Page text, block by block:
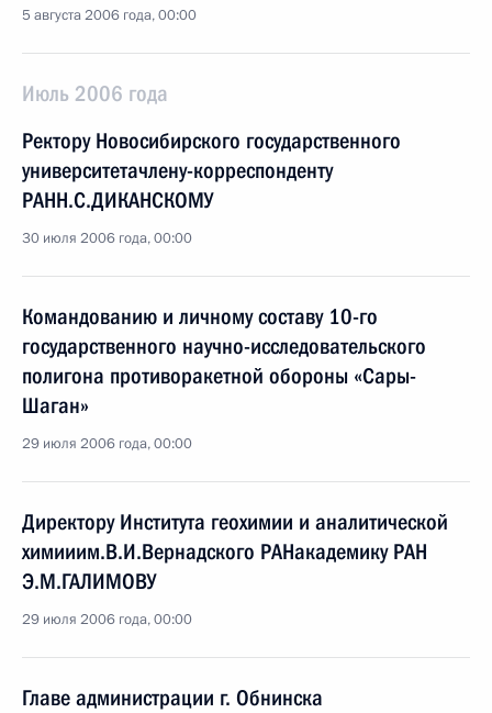
5 августа 2006 года, 00:00
Июль 2006 года
Ректору Новосибирского государственного
университетачлену-корреспонденту
РАНН.С.ДИКАНСКОМУ
30 июля 2006 года, 00:00
Командованию и личному составу 10-го
государственного научно-исследовательского
полигона противоракетной обороны «Сары-
Шаган»
29 июля 2006 года, 00:00
Директору Института геохимии и аналитической
химииим.В.И.Вернадского РАНакадемику РАН
Э.М.ГАЛИМОВУ
29 июля 2006 года, 00:00
Главе администрации г. Обнинска